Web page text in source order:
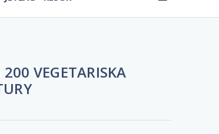
FR
VEGETARISKA